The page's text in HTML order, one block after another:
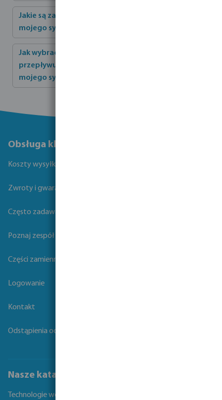
Jakie są zalety włączenia czujnika deszczu do
mojego systemu nawadniania?
Jak wybrać właściwy rozstaw emiterów i natężenie
przepływu oraz prawidłowy rozstaw rzędów dla
mojego systemu nawadniania krajobrazu?
Obsługa klienta
Koszty wysyłki
Zwroty i gwarancje
Często zadawane pytania
Poznaj zespół Bevo
Części zamienne
Logowanie
Kontakt
Odstąpienia od umowy
Nasze katalogi
Technologie wodne